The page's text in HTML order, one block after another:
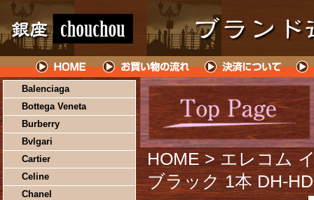
Balenciaga
Bottega Veneta
Burberry
Bvlgari
Cartier
Celine
Chanel
HOME > エレコム
ブラック 1本 DH-